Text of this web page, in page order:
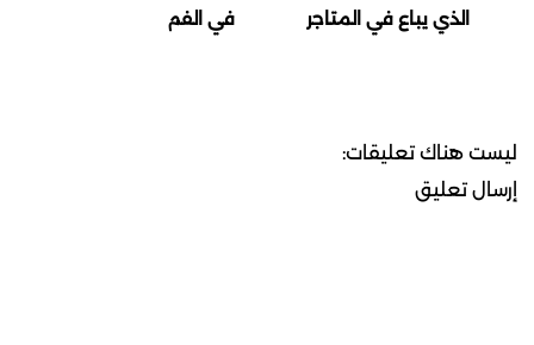
الذي يباع في المتاجر
في الفم
ليست هناك تعليقات:
إرسال تعليق